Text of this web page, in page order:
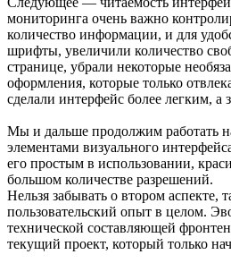
мониторинга очень важно
количество информации, и для
шрифты, увеличили количество
странице, убрали некоторые
оформления, которые только
сделали интерфейс более легким, а
Мы и дальше продолжим работать
элементами визуального
его простым в использовании,
большом количестве разрешений.
Нельзя забывать о втором аспекте,
пользовательский опыт в целом.
технической составляющей
текущий проект, который только